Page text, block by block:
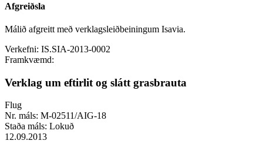
Afgreiðsla
Málið afgreitt með verklagsleiðbeiningum Isavia.
Verkefni: IS.SIA-2013-0002
Framkvæmd:
Verklag um eftirlit og slátt grasbrauta
Flug
Nr. máls: M-02511/AIG-18
Staða máls: Lokuð
12.09.2013